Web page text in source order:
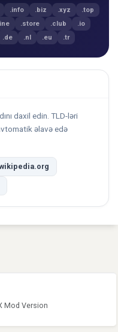
.info .biz .xyz
.top
.store .club
.io
.de .nl .eu .tr
daxil edin. TLD-ləri
əlavə edə
Mod Version